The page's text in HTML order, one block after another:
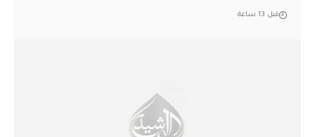
قبل 13 ساعة